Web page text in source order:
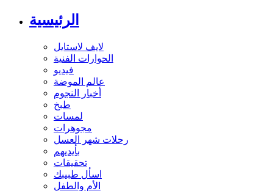
الرئيسية
لايف لاستايل
الحوارات الفنية
فيديو
عالم الموضة
أخبار النجوم
طبخ
لمسات
مجوهرات
رحلات شهر العسل
بأيديهم
تحقيقات
اسأل طبيبك
الأم والطفل